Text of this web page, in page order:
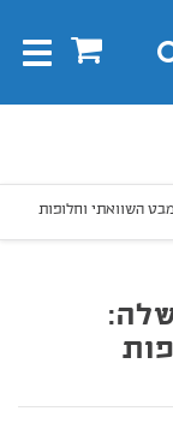
0
השוואתי וחלופות